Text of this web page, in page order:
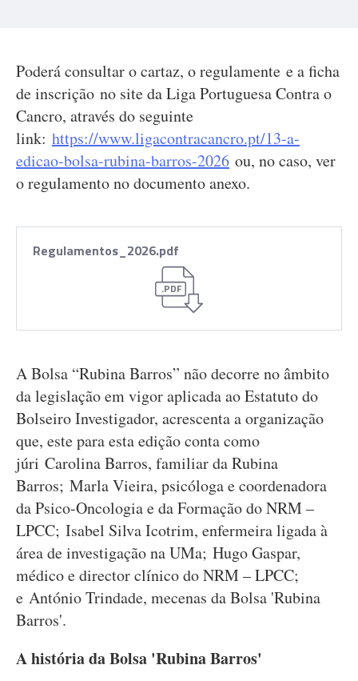
Poderá consultar o cartaz, o regulamente e a ficha
de inscrição no site da Liga Portuguesa Contra o
Cancro, através do seguinte
link: https://www.ligacontracancro.pt/13-a-
edicao-bolsa-rubina-barros-2026 ou, no caso, ver
o regulamento no documento anexo.
.PDF
Regulamentos_2026.pdf
A Bolsa “Rubina Barros” não decorre no âmbito
da legislação em vigor aplicada ao Estatuto do
Bolseiro Investigador, acrescenta a organização
que, este para esta edição conta como
júri Carolina Barros, familiar da Rubina
Barros; Marla Vieira, psicóloga e coordenadora
da Psico-Oncologia e da Formação do NRM –
LPCC; Isabel Silva Icotrim, enfermeira ligada à
área de investigação na UMa; Hugo Gaspar,
médico e director clínico do NRM – LPCC;
e António Trindade, mecenas da Bolsa 'Rubina
Barros'.
A história da Bolsa 'Rubina Barros'